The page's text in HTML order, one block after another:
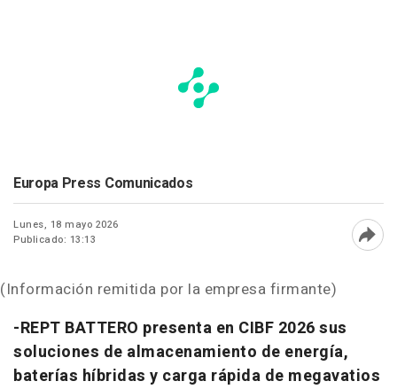
Europa Press Comunicados
Lunes, 18 mayo 2026
Publicado: 13:13
(Información remitida por la empresa firmante)
-REPT BATTERO presenta en CIBF 2026 sus
soluciones de almacenamiento de energía,
baterías híbridas y carga rápida de megavatios